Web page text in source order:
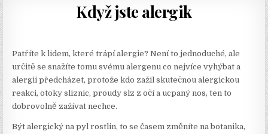
Když jste alergik
Patříte k lidem, které trápí alergie? Není to jednoduché, ale
určitě se snažíte tomu svému alergenu co nejvíce vyhýbat a
alergii předcházet, protože kdo zažil skutečnou alergickou
reakci, otoky sliznic, proudy slz z očí a ucpaný nos, ten to
dobrovolně zažívat nechce.
Být alergický na pyl rostlin, to se časem změníte na botanika,